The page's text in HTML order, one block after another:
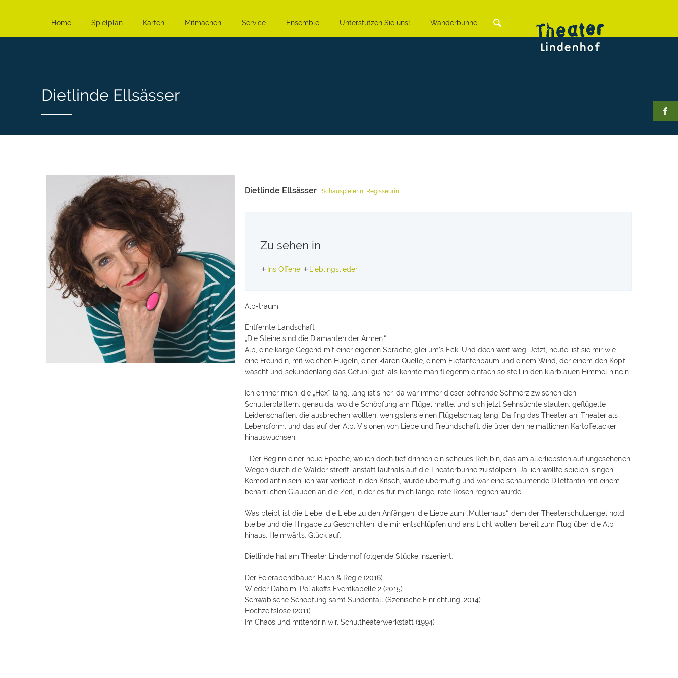
Home Spielplan Karten Mitmachen Service Ensemble Unterstützen Sie uns! Wanderbühne
Dietlinde Ellsässer
Dietlinde Ellsässer Schauspielerin, Regisseurin
Zu sehen in
Ins Offene Lieblingslieder
Alb-traum
Entfernte Landschaft
„Die Steine sind die Diamanten der Armen.“
Alb, eine karge Gegend mit einer eigenen Sprache, glei um’s Eck. Und doch weit weg. Jetzt, heute, ist sie mir wie
eine Freundin, mit weichen Hügeln, einer klaren Quelle, einem Elefantenbaum und einem Wind, der einem den Kopf
wäscht und sekundenlang das Gefühl gibt, als könnte man fliegenm einfach so steil in den klarblauen Himmel hinein.
Ich erinner mich, die „Hex“, lang, lang ist’s her, da war immer dieser bohrende Schmerz zwischen den
Schulterblättern, genau da, wo die Schöpfung am Flügel malte, und sich jetzt Sehnsüchte stauten, geflügelte
Leidenschaften, die ausbrechen wollten, wenigstens einen Flügelschlag lang. Da fing das Theater an. Theater als
Lebensform, und das auf der Alb, Visionen von Liebe und Freundschaft, die über den heimatlichen Kartoffelacker
hinauswuchsen.
… Der Beginn einer neue Epoche, wo ich doch tief drinnen ein scheues Reh bin, das am allerliebsten auf ungesehenen
Wegen durch die Wälder streift, anstatt lauthals auf die Theaterbühne zu stolpern. Ja, ich wollte spielen, singen,
Komödiantin sein, ich war verliebt in den Kitsch, wurde übermütig und war eine schäumende Dilettantin mit einem
beharrlichen Glauben an die Zeit, in der es für mich lange, rote Rosen regnen würde.
Was bleibt ist die Liebe, die Liebe zu den Anfängen, die Liebe zum „Mutterhaus“, dem der Theaterschutzengel hold
bleibe und die Hingabe zu Geschichten, die mir entschlüpfen und ans Licht wollen, bereit zum Flug über die Alb
hinaus. Heimwärts. Glück auf.
Dietlinde hat am Theater Lindenhof folgende Stücke inszeniert:
Der Feierabendbauer, Buch & Regie (2016)
Wieder Dahoim, Poliakoffs Eventkapelle 2 (2015)
Schwäbische Schöpfung samt Sündenfall (Szenische Einrichtung, 2014)
Hochzeitslose (2011)
Im Chaos und mittendrin wir, Schultheaterwerkstatt (1994)